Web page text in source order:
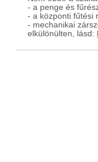
- a penge és
- a központi fűtési
- mechanikai
elkülönülten, lásd: